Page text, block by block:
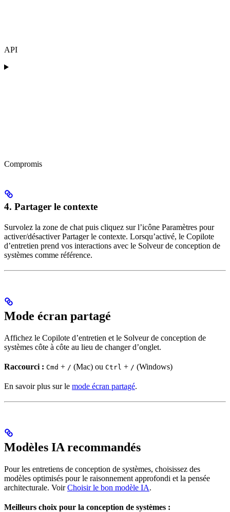
API
Compromis
4. Partager le contexte
Survolez la zone de chat puis cliquez sur l’icône Paramètres pour
activer/désactiver Partager le contexte. Lorsqu’activé, le Copilote
d’entretien prend vos interactions avec le Solveur de conception de
systèmes comme référence.
Mode écran partagé
Affichez le Copilote d’entretien et le Solveur de conception de
systèmes côte à côte au lieu de changer d’onglet.
Raccourci : Cmd + / (Mac) ou Ctrl + / (Windows)
En savoir plus sur le mode écran partagé.
Modèles IA recommandés
Pour les entretiens de conception de systèmes, choisissez des
modèles optimisés pour le raisonnement approfondi et la pensée
architecturale. VoirChoisir le bon modèle IA.
Meilleurs choix pour la conception de systèmes :